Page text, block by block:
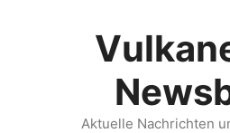
Aktuelle Nachrichten